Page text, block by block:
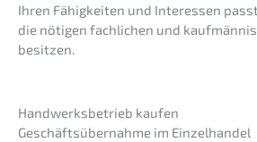
Ihren Fähig­kei­ten und Inter­es­sen
die nötigen fachli­chen und
besitzen.
Handwerks­be­trieb kaufen
Geschäfts­über­nah­me im Einzelhandel